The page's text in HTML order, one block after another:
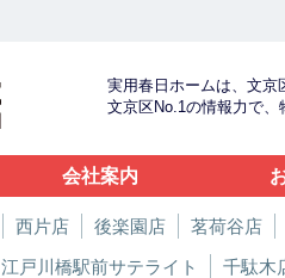
実用春日ホームは、文京
文京区No.1の情報力で、
会社案内
西片店 後楽園店 茗荷谷店
江戸川橋駅前サテライト 千駄木